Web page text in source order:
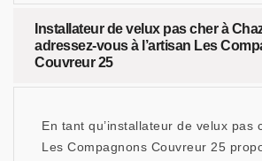
Installateur de velux pas cher à
adressez-vous à l’artisan Les
Couvreur 25
En tant qu’installateur de velux pas
Les Compagnons Couvreur 25